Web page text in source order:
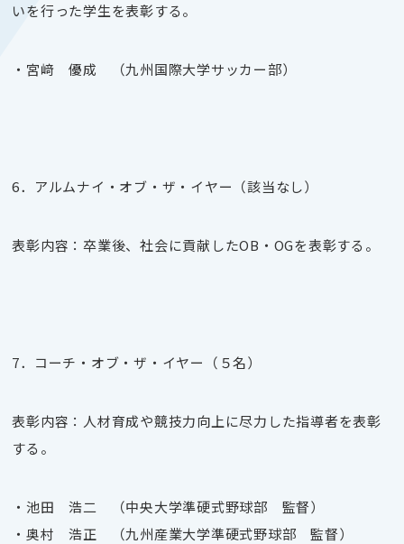
いを行った学生を表彰する。
・宮﨑 優成 （九州国際大学サッカー部）
6．アルムナイ・オブ・ザ・イヤー（該当なし）
表彰内容：卒業後、社会に貢献したOB ・ OGを表彰する。
7．コーチ・オブ・ザ・イヤー（５名）
表彰内容：人材育成や競技力向上に尽力した指導者を表彰
する。
・池田 浩二 （中央大学準硬式野球部 監督）
・奥村 浩正 （九州産業大学準硬式野球部 監督）